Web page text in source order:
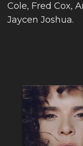
Cole, Fred Cox,
Jaycen Joshua.